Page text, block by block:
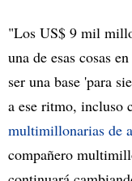
"Los US$ 9 mil
una de esas cosas
ser una base 'para
a ese ritmo, incluso
multimillonarias de
compañero